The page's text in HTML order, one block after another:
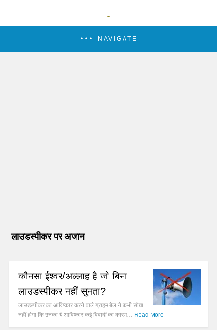
NAVIGATE
लाउडस्पीकर पर अजान
कौनसा ईश्वर/अल्लाह है जो बिना
लाउडस्पीकर नहीं सुनता?
लाउडस्पीकर का आविष्कार करने वाले ग्राहम बेल ने कभी सोचा
नहीं होगा कि उनका ये आविष्कार कई विवादों का कारण… Read More